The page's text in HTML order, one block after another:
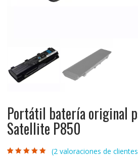
Portátil batería original
Satellite P850
(2valoraciones de